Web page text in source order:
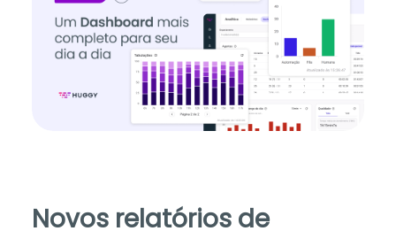
Novos relatórios de